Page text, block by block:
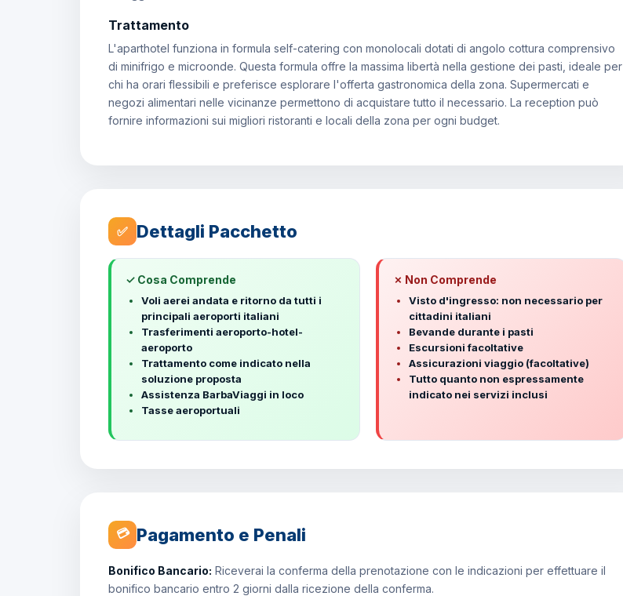
Trattamento
L'aparthotel funziona in formula self-catering con monolocali dotati di angolo cottura comprensivo
di minifrigo e microonde. Questa formula offre la massima libertà nella gestione dei pasti, ideale per
chi ha orari flessibili e preferisce esplorare l'offerta gastronomica della zona. Supermercati e
negozi alimentari nelle vicinanze permettono di acquistare tutto il necessario. La reception può
fornire informazioni sui migliori ristoranti e locali della zona per ogni budget.
✅ Dettagli Pacchetto
✓ Cosa Comprende
Voli aerei andata e ritorno da tutti i
principali aeroporti italiani
Trasferimenti aeroporto-hotel-
aeroporto
Trattamento come indicato nella
soluzione proposta
Assistenza BarbaViaggi in loco
Tasse aeroportuali
✗ Non Comprende
Visto d'ingresso: non necessario per
cittadini italiani
Bevande durante i pasti
Escursioni facoltative
Assicurazioni viaggio (facoltative)
Tutto quanto non espressamente
indicato nei servizi inclusi
💳 Pagamento e Penali
Bonifico Bancario: Riceverai la conferma della prenotazione con le indicazioni per effettuare il
bonifico bancario entro 2 giorni dalla ricezione della conferma.